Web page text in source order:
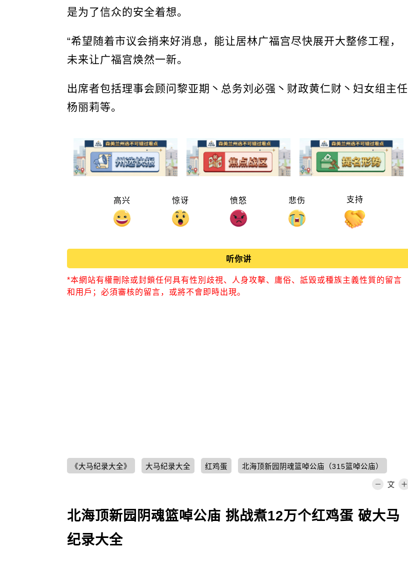
是为了信众的安全着想。
“希望随着市议会捎来好消息，能让居林广福宫尽快展开大整修工程，
未来让广福宫焕然一新。
出席者包括理事会顾问黎亚期丶总务刘必强丶财政黄仁财丶妇女组主任
杨丽莉等。
高兴 惊讶 愤怒 悲伤 支持
听你讲
*本網站有權刪除或封鎖任何具有性別歧視、人身攻擊、庸俗、詆毀或種族主義性質的留言
和用戶；必須審核的留言，或將不會即時出現。
《大马纪录大全》 大马纪录大全 红鸡蛋 北海顶新园阴魂篮啅公庙（315篮啅公庙）
北海顶新园阴魂篮啅公庙 挑战煮12万个红鸡蛋 破大马
纪录大全